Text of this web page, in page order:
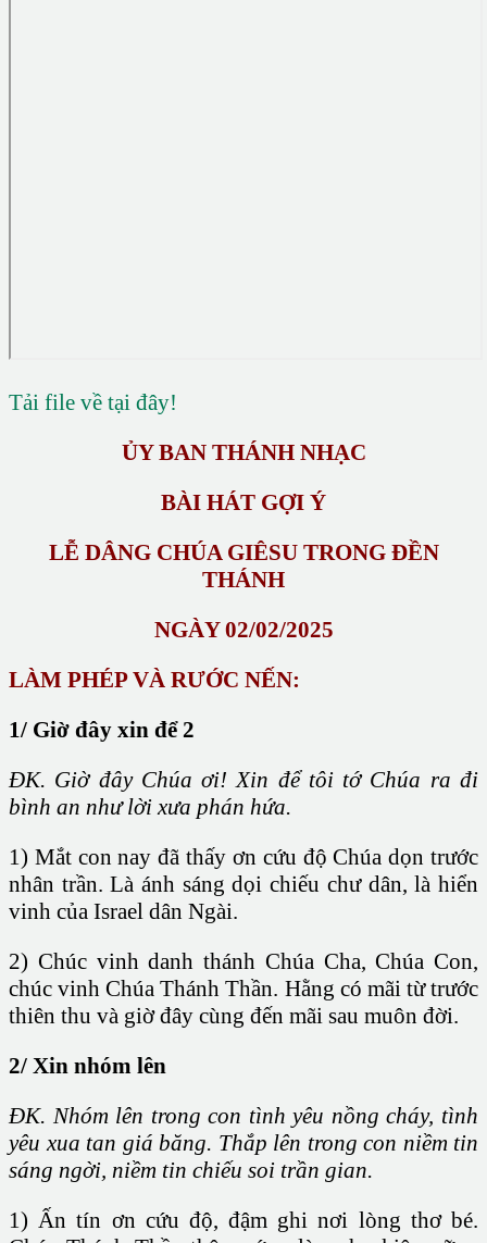
Tải file về tại đây!
ỦY BAN THÁNH NHẠC
BÀI HÁT GỢI Ý
LỄ DÂNG CHÚA GIÊSU TRONG ĐỀN
THÁNH
NGÀY 02/02/2025
LÀM PHÉP VÀ RƯỚC NẾN:
1/ Giờ đây xin để 2
ĐK. Giờ đây Chúa ơi! Xin để tôi tớ Chúa ra đi
bình an như lời xưa phán hứa.
1) Mắt con nay đã thấy ơn cứu độ Chúa dọn trước
nhân trần. Là ánh sáng dọi chiếu chư dân, là hiển
vinh của Israel dân Ngài.
2) Chúc vinh danh thánh Chúa Cha, Chúa Con,
chúc vinh Chúa Thánh Thần. Hằng có mãi từ trước
thiên thu và giờ đây cùng đến mãi sau muôn đời.
2/ Xin nhóm lên
ĐK. Nhóm lên trong con tình yêu nồng cháy, tình
yêu xua tan giá băng. Thắp lên trong con niềm tin
sáng ngời, niềm tin chiếu soi trần gian.
1) Ấn tín ơn cứu độ, đậm ghi nơi lòng thơ bé.